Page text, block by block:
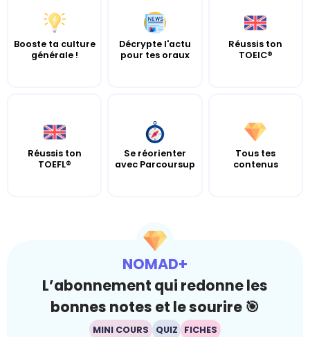
Booste ta culture
générale !
Décrypte l'actu
pour tes oraux
Réussis ton
TOEIC®
Réussis ton
TOEFL®
Se réorienter
avec Parcoursup
Tous tes
contenus
NOMAD+
L’abonnement qui redonne les
bonnes notes et le sourire 🎯
MINI COURS QUIZ FICHES